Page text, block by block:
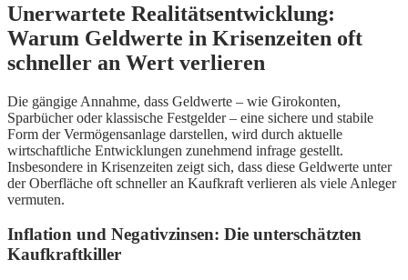
Unerwartete Realitätsentwicklung:
Warum Geldwerte in Krisenzeiten oft
schneller an Wert verlieren
Die gängige Annahme, dass Geldwerte – wie Girokonten,
Sparbücher oder klassische Festgelder – eine sichere und stabile
Form der Vermögensanlage darstellen, wird durch aktuelle
wirtschaftliche Entwicklungen zunehmend infrage gestellt.
Insbesondere in Krisenzeiten zeigt sich, dass diese Geldwerte unter
der Oberfläche oft schneller an Kaufkraft verlieren als viele Anleger
vermuten.
Inflation und Negativzinsen: Die unterschätzten
Kaufkraftkiller